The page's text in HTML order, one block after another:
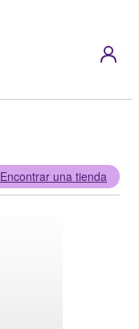
Encontrar una tienda